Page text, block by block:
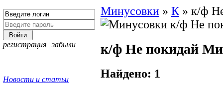
регистрация ¦ забыли
Новости и статьи
Минусовки » К » к/ф
к/ф Не покидай
Найдено: 1